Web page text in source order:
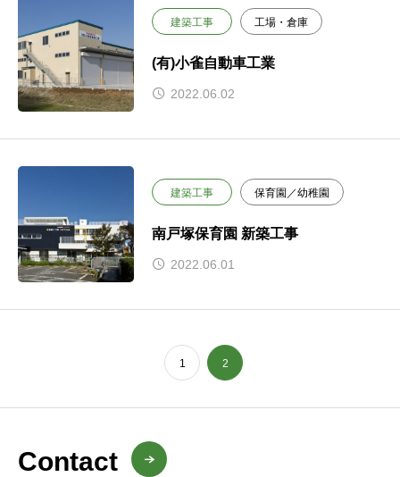
建築工事 工場・倉庫
(有)小雀自動車工業
2022.06.02
建築工事 保育園／幼稚園
南戸塚保育園 新築工事
2022.06.01
1 2
Contact